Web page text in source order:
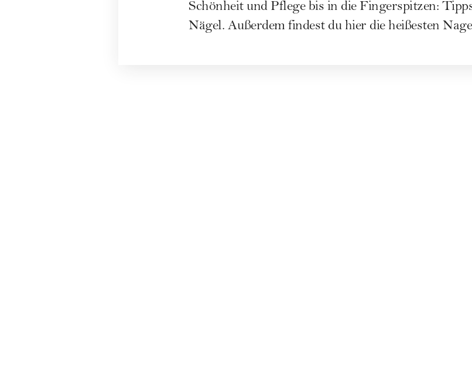
Schönheit und Pflege bis in die Fingerspitzen:
Nägel. Außerdem findest du hier die heißesten